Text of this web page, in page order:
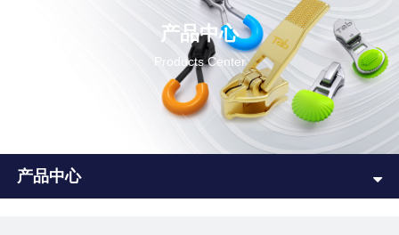
产品中心
Products Center
产品中心